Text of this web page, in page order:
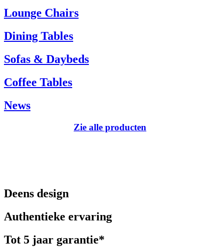
Tel.: +45 66 12 14 04
info@carlhansen.dk
Lounge Chairs
Dining Tables
Sofas & Daybeds
Coffee Tables
News
Zie alle producten
Deens design
Authentieke ervaring
Tot 5 jaar garantie*